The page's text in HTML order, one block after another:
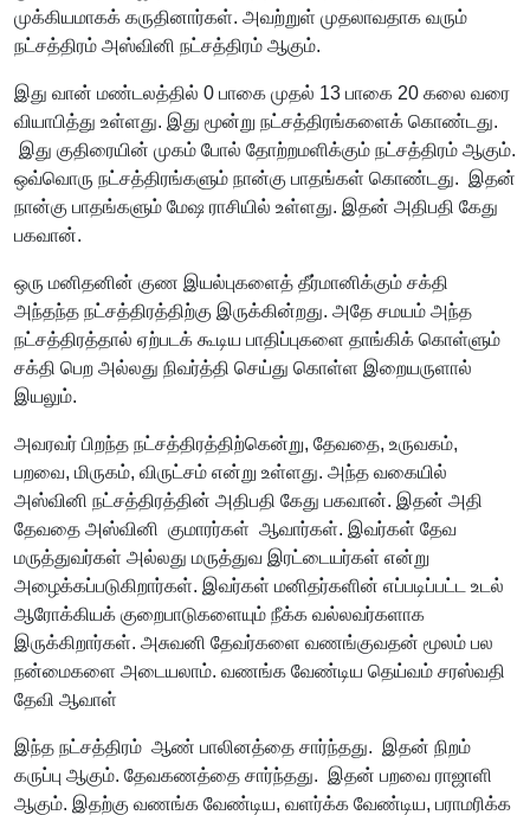
முக்கியமாகக் கருதினார்கள். அவற்றுள் முதலாவதாக வரும்
நட்சத்திரம் அஸ்வினி நட்சத்திரம் ஆகும்.
இது வான் மண்டலத்தில் 0 பாகை முதல் 13 பாகை 20 கலை வரை
வியாபித்து உள்ளது. இது மூன்று நட்சத்திரங்களைக் கொண்டது.
இது குதிரையின் முகம் போல் தோற்றமளிக்கும் நட்சத்திரம் ஆகும்.
ஒவ்வொரு நட்சத்திரங்களும் நான்கு பாதங்கள் கொண்டது. இதன்
நான்கு பாதங்களும் மேஷ ராசியில் உள்ளது. இதன் அதிபதி கேது
பகவான்.
ஒரு மனிதனின் குண இயல்புகளைத் தீர்மானிக்கும் சக்தி
அந்தந்த நட்சத்திரத்திற்கு இருக்கின்றது. அதே சமயம் அந்த
நட்சத்திரத்தால் ஏற்படக் கூடிய பாதிப்புகளை தாங்கிக் கொள்ளும்
சக்தி பெற அல்லது நிவர்த்தி செய்து கொள்ள இறையருளால்
இயலும்.
அவரவர் பிறந்த நட்சத்திரத்திற்கென்று, தேவதை, உருவகம்,
பறவை, மிருகம், விருட்சம் என்று உள்ளது. அந்த வகையில்
அஸ்வினி நட்சத்திரத்தின் அதிபதி கேது பகவான். இதன் அதி
தேவதை அஸ்வினி குமாரர்கள் ஆவார்கள். இவர்கள் தேவ
மருத்துவர்கள் அல்லது மருத்துவ இரட்டையர்கள் என்று
அழைக்கப்படுகிறார்கள். இவர்கள் மனிதர்களின் எப்படிப்பட்ட உடல்
ஆரோக்கியக் குறைபாடுகளையும் நீக்க வல்லவர்களாக
இருக்கிறார்கள். அசுவனி தேவர்களை வணங்குவதன் மூலம் பல
நன்மைகளை அடையலாம். வணங்க வேண்டிய தெய்வம் சரஸ்வதி
தேவி ஆவாள்
இந்த நட்சத்திரம் ஆண் பாலினத்தை சார்ந்தது. இதன் நிறம்
கருப்பு ஆகும். தேவகணத்தை சார்ந்தது. இதன் பறவை ராஜாளி
ஆகும். இதற்கு வணங்க வேண்டிய, வளர்க்க வேண்டிய, பராமரிக்க